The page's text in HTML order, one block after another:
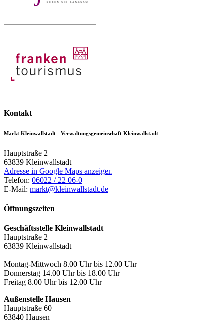
Kontakt
Markt Kleinwallstadt - Verwaltungsgemeinschaft Kleinwallstadt
Hauptstraße 2
63839 Kleinwallstadt
Adresse in Google Maps anzeigen
Telefon: 06022 / 22 06-0
E-Mail: markt@kleinwallstadt.de
Öffnungszeiten
Geschäftsstelle Kleinwallstadt
Hauptstraße 2
63839 Kleinwallstadt
Montag-Mittwoch 8.00 Uhr bis 12.00 Uhr
Donnerstag 14.00 Uhr bis 18.00 Uhr
Freitag 8.00 Uhr bis 12.00 Uhr
Außenstelle Hausen
Hauptstraße 60
63840 Hausen